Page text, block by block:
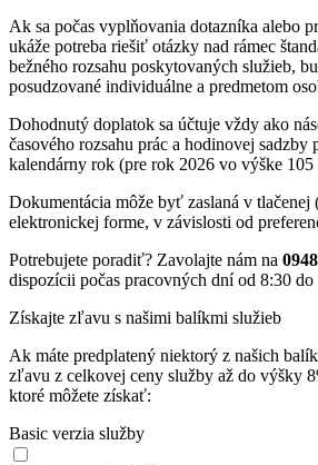
Ak sa počas vyplňovania dotazníka alebo
ukáže potreba riešiť otázky nad rámec
bežného rozsahu poskytovaných služieb,
posudzované individuálne a predmetom
Dohodnutý doplatok sa účtuje vždy ako
časového rozsahu prác a hodinovej sadzby
kalendárny rok (pre rok 2026 vo výške
Dokumentácia môže byť zaslaná v tlačenej
elektronickej forme, v závislosti od
Potrebujete poradiť? Zavolajte nám na
dispozícii počas pracovných dní od 8:30 do
Získajte zľavu s našimi balíkmi služieb
Ak máte predplatený niektorý z našich
zľavu z celkovej ceny služby až do výšky
ktoré môžete získať:
Basic verzia služby